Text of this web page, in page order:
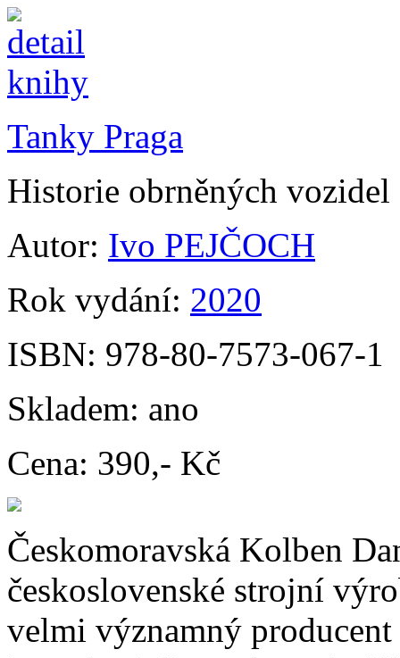
Tanky Praga
Historie obrněných
Autor: Ivo PEJČOCH
Rok vydání: 2020
ISBN: 978-80-7573-067-1
Skladem: ano
Cena: 390,- Kč
Českomoravská Kolben
československé strojní
velmi významný